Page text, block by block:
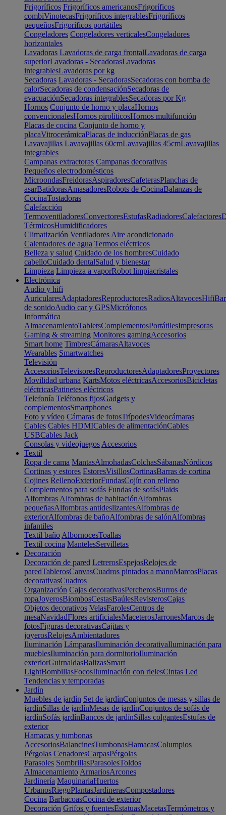
Frigoríficos Frigoríficos americanosFrigoríficos
combiVinotecasFrigoríficos integrablesFrigoríficos
pequeñosFrigoríficos portátiles
Congeladores Congeladores verticalesCongeladores
horizontales
Lavadoras Lavadoras de carga frontalLavadoras de carga
superiorLavadoras - SecadorasLavadoras
integrablesLavadoras por kg
Secadoras Lavadoras - SecadorasSecadoras con bomba de
calorSecadoras de condensaciónSecadoras de
evacuaciónSecadoras integrablesSecadoras por Kg
Hornos Conjunto de horno y placaHornos
convencionalesHornos pirolíticosHornos multifunción
Placas de cocina Conjunto de horno y
placaVitrocerámicaPlacas de inducciónPlacas de gas
Lavavajillas Lavavajillas 60cmLavavajillas 45cmLavavajillas
integrables
Campanas extractoras Campanas decorativas
Pequeños electrodomésticos
MicroondasFreidorasAspiradoresCafeterasPlanchas de
asarBatidorasAmasadoresRobots de CocinaBalanzas de
CocinaTostadoras
Calefacción
TermoventiladoresConvectoresEstufasRadiadoresCalefactores
TérmicosHumidificadores
Climatización Ventiladores Aire acondicionado
Calentadores de agua Termos eléctricos
Belleza y salud Cuidado de los hombresCuidado
cabelloCuidado dentalSalud y bienestar
Limpieza Limpieza a vaporRobot limpiacristales
Electrónica
Audio y hifi
AuricularesAdaptadoresReproductoresRadiosAltavocesHifi
de sonidoAudio car y GPSMicrófonos
Informática
AlmacenamientoTabletsComplementosPortátilesImpresoras
Gaming & streaming Monitores gamingAccesorios
Smart home TimbresCámarasAltavoces
Wearables Smartwatches
Televisión
AccesoriosTelevisoresReproductoresAdaptadoresProyectores
Movilidad urbana KartsMotos eléctricasAccesoriosBicicletas
eléctricasPatinetes eléctricos
Telefonía Teléfonos fijosGadgets y
complementosSmartphones
Foto y vídeo Cámaras de fotosTrípodesVideocámaras
Cables Cables HDMICables de alimentaciónCables
USBCables Jack
Consolas y videojuegos Accesorios
Textil
Ropa de cama MantasAlmohadasColchasSábanasNórdicos
Cortinas y estores EstoresVisillosCortinasBarras de cortina
Cojines RellenoExteriorFundasCojín con relleno
Complementos para sofás Fundas de sofásPlaids
Alfombras Alfombras de habitaciónAlfombras
pequeñasAlfombras antideslizantesAlfombras de
exteriorAlfombras de bañoAlfombras de salónAlfombras
infantiles
Textil baño AlbornocesToallas
Textil cocina MantelesServilletas
Decoración
Decoración de pared LetrerosEspejosRelojes de
paredTablerosCanvasCuadros pintados a manoMarcosPlacas
decorativasCuadros
Organización Cajas decorativasPercherosBurros de
ropaJoyerosBiombosCestasBaúlesRevisterosCajas
Objetos decorativos VelasFarolesCentros de
mesaNavidadFlores artificialesMaceterosJarronesMarcos de
fotosFiguras decorativasCajitas y
joyerosRelojesAmbientadores
Iluminación LámparasIluminación decorativaIluminación para
mueblesIluminación para dormitorioIluminación
exteriorGuirnaldasBalizasSmart
LightBombillasFocosIluminación con rielesCintas Led
Tendencias y temporadas
Jardín
Muebles de jardín Set de jardínConjuntos de mesas y sillas de
jardínSillas de jardínMesas de jardínConjuntos de sofás de
jardínSofás jardínBancos de jardínSillas colgantesEstufas de
exterior
Hamacas y tumbonas
AccesoriosBalancinesTumbonasHamacasColumpios
Pérgolas CenadoresCarpasPérgolas
Parasoles SombrillasParasolesToldos
Almacenamiento ArmariosArcones
Jardinería MaquinariaHuertos
UrbanosRiegoPlantasJardinerasCompostadores
Cocina BarbacoasCocina de exterior
Decoración Grifos y fuentesEstatuasMacetasTermómetros y